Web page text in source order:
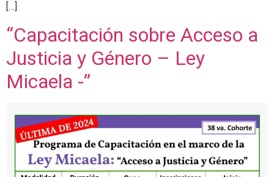
[…]
“Capacitación sobre Acceso a
Justicia y Género – Ley
Micaela -”